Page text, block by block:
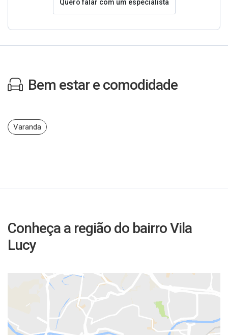
Quero falar com um especialista
Bem estar e comodidade
Varanda
Conheça a região do bairro Vila
Lucy